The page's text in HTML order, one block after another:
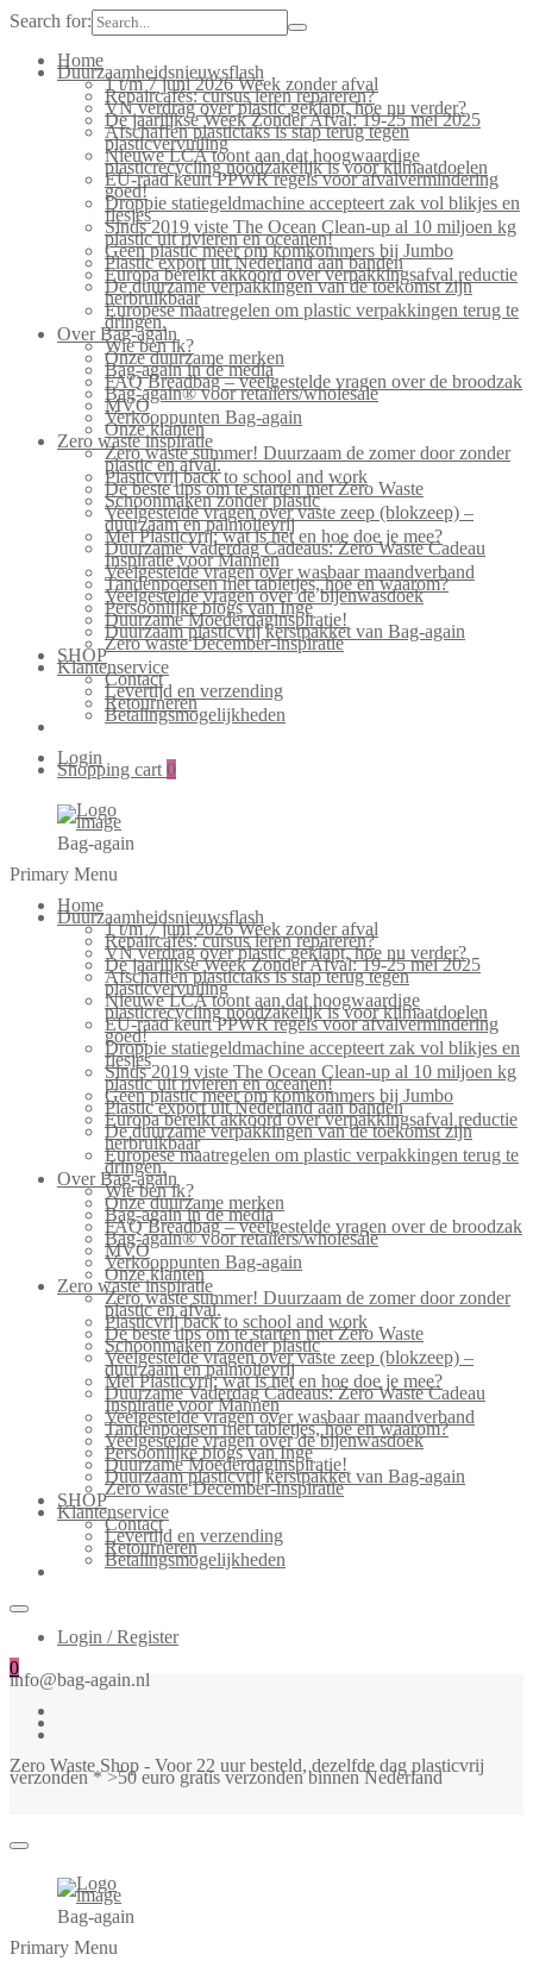
Search for:
Home
Duurzaamheidsnieuwsflash
1 t/m 7 juni 2026 Week zonder afval
Repaircafés: cursus leren repareren?
VN verdrag over plastic geklapt, hoe nu verder?
De jaarlijkse Week Zonder Afval: 19-25 mei 2025
Afschaffen plastictaks is stap terug tegen
plasticvervuiling
Nieuwe LCA toont aan dat hoogwaardige
plasticrecycling noodzakelijk is voor klimaatdoelen
EU-raad keurt PPWR regels voor afvalvermindering
goed!
Droppie statiegeldmachine accepteert zak vol blikjes en
flesjes
Sinds 2019 viste The Ocean Clean-up al 10 miljoen kg
plastic uit rivieren en oceanen!
Geen plastic meer om komkommers bij Jumbo
Plastic export uit Nederland aan banden
Europa bereikt akkoord over verpakkingsafval reductie
De duurzame verpakkingen van de toekomst zijn
herbruikbaar
Europese maatregelen om plastic verpakkingen terug te
dringen.
Over Bag-again
Wie ben ik?
Onze duurzame merken
Bag-again in de media
FAQ Breadbag – veelgestelde vragen over de broodzak
Bag-again® voor retailers/wholesale
MVO
Verkooppunten Bag-again
Onze klanten
Zero waste inspiratie
Zero waste summer! Duurzaam de zomer door zonder
plastic en afval.
Plasticvrij back to school and work
De beste tips om te starten met Zero Waste
Schoonmaken zonder plastic
Veelgestelde vragen over vaste zeep (blokzeep) –
duurzaam en palmolievrij
Mei Plasticvrij: wat is het en hoe doe je mee?
Duurzame Vaderdag Cadeaus: Zero Waste Cadeau
Inspiratie voor Mannen
Veelgestelde vragen over wasbaar maandverband
Tandenpoetsen met tabletjes, hoe en waarom?
Veelgestelde vragen over de bijenwasdoek
Persoonlijke blogs van Inge
Duurzame Moederdaginspiratie!
Duurzaam plasticvrij kerstpakket van Bag-again
Zero waste December-inspiratie
SHOP
Klantenservice
Contact
Levertijd en verzending
Retourneren
Betalingsmogelijkheden
Login
Shopping cart 0
Bag-again
Primary Menu
Home
Duurzaamheidsnieuwsflash
1 t/m 7 juni 2026 Week zonder afval
Repaircafés: cursus leren repareren?
VN verdrag over plastic geklapt, hoe nu verder?
De jaarlijkse Week Zonder Afval: 19-25 mei 2025
Afschaffen plastictaks is stap terug tegen
plasticvervuiling
Nieuwe LCA toont aan dat hoogwaardige
plasticrecycling noodzakelijk is voor klimaatdoelen
EU-raad keurt PPWR regels voor afvalvermindering
goed!
Droppie statiegeldmachine accepteert zak vol blikjes en
flesjes
Sinds 2019 viste The Ocean Clean-up al 10 miljoen kg
plastic uit rivieren en oceanen!
Geen plastic meer om komkommers bij Jumbo
Plastic export uit Nederland aan banden
Europa bereikt akkoord over verpakkingsafval reductie
De duurzame verpakkingen van de toekomst zijn
herbruikbaar
Europese maatregelen om plastic verpakkingen terug te
dringen.
Over Bag-again
Wie ben ik?
Onze duurzame merken
Bag-again in de media
FAQ Breadbag – veelgestelde vragen over de broodzak
Bag-again® voor retailers/wholesale
MVO
Verkooppunten Bag-again
Onze klanten
Zero waste inspiratie
Zero waste summer! Duurzaam de zomer door zonder
plastic en afval.
Plasticvrij back to school and work
De beste tips om te starten met Zero Waste
Schoonmaken zonder plastic
Veelgestelde vragen over vaste zeep (blokzeep) –
duurzaam en palmolievrij
Mei Plasticvrij: wat is het en hoe doe je mee?
Duurzame Vaderdag Cadeaus: Zero Waste Cadeau
Inspiratie voor Mannen
Veelgestelde vragen over wasbaar maandverband
Tandenpoetsen met tabletjes, hoe en waarom?
Veelgestelde vragen over de bijenwasdoek
Persoonlijke blogs van Inge
Duurzame Moederdaginspiratie!
Duurzaam plasticvrij kerstpakket van Bag-again
Zero waste December-inspiratie
SHOP
Klantenservice
Contact
Levertijd en verzending
Retourneren
Betalingsmogelijkheden
Login / Register
0
info@bag-again.nl
Zero Waste Shop - Voor 22 uur besteld, dezelfde dag plasticvrij
verzonden * >50 euro gratis verzonden binnen Nederland
Bag-again
Primary Menu